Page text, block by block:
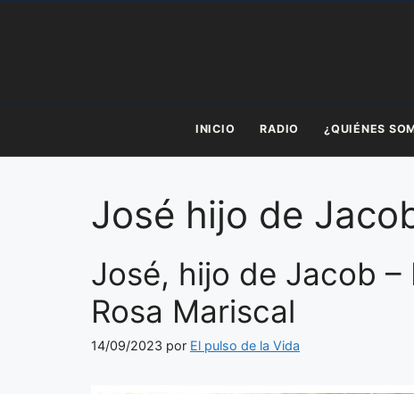
INICIO RADIO ¿QUIÉNES
José hijo de
José, hijo de Jacob
Rosa Mariscal
14/09/2023 por El pulso de la Vida